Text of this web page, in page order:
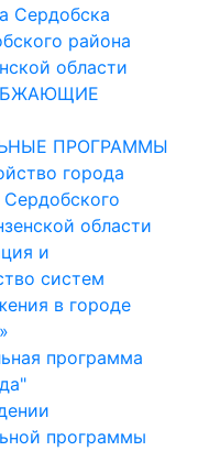
Сердобска
района
области
ПРОГРАММЫ
города
области
и
систем
в городе
программа
программы